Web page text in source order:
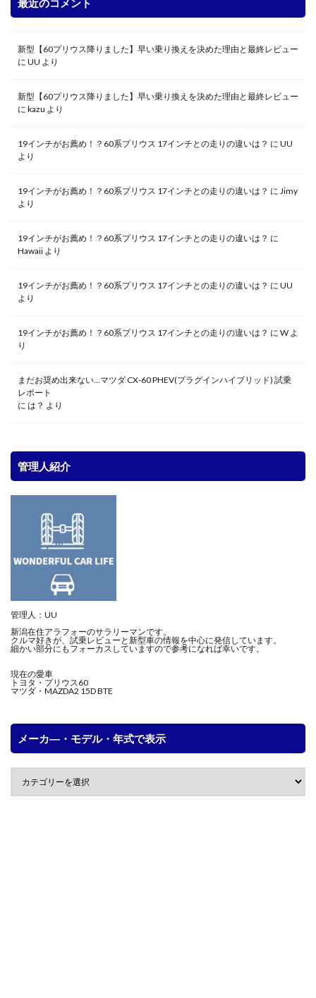
最近のコメント
新型【60プリウス降りました】早い乗り換えを決めた理由と最終レビュー
に UU より
新型【60プリウス降りました】早い乗り換えを決めた理由と最終レビュー
に kazu より
19インチがお薦め！？60系プリウス 17インチとの走りの違いは？ に UU
より
19インチがお薦め！？60系プリウス 17インチとの走りの違いは？ に Jimy
より
19インチがお薦め！？60系プリウス 17インチとの走りの違いは？ に
Hawaii より
19インチがお薦め！？60系プリウス 17インチとの走りの違いは？ に UU
より
19インチがお薦め！？60系プリウス 17インチとの走りの違いは？ に W よ
り
まだお奨め出来ない…マツダ CX-60 PHEV(プラグインハイブリッド) 試乗
レポート
に は？ より
管理人紹介
管理人：UU
新潟在住アラフォーのサラリーマンです。
クルマ好きが、試乗レビューと新型車の情報を中心に発信しています。
細かい部分にもフォーカスしていますので参考になれば幸いです。
現在の愛車
トヨタ・プリウス60
マツダ・MAZDA2 15D BTE
メーカ―・モデル・年式で表示